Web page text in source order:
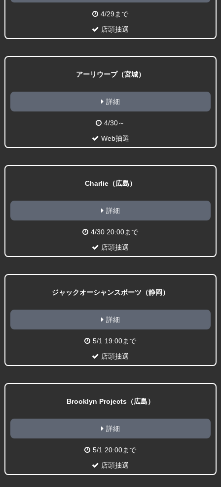
4/29まで
店頭抽選
アーリウープ（宮城）
詳細
4/30～
Web抽選
Charlie（広島）
詳細
4/30 20:00まで
店頭抽選
ジャックオーシャンスポーツ（静岡）
詳細
5/1 19:00まで
店頭抽選
Brooklyn Projects（広島）
詳細
5/1 20:00まで
店頭抽選